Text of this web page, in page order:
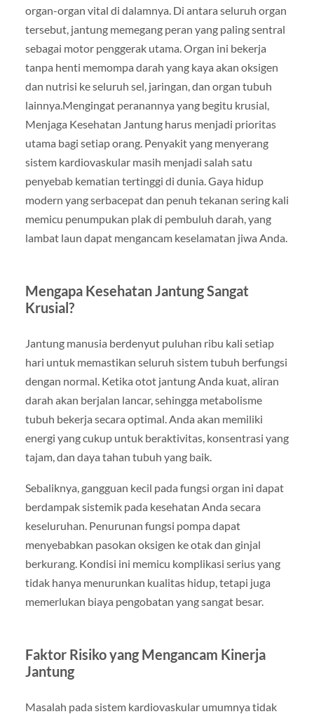
organ-organ vital di dalamnya. Di antara seluruh organ
tersebut, jantung memegang peran yang paling sentral
sebagai motor penggerak utama. Organ ini bekerja
tanpa henti memompa darah yang kaya akan oksigen
dan nutrisi ke seluruh sel, jaringan, dan organ tubuh
lainnya.Mengingat peranannya yang begitu krusial,
Menjaga Kesehatan Jantung harus menjadi prioritas
utama bagi setiap orang. Penyakit yang menyerang
sistem kardiovaskular masih menjadi salah satu
penyebab kematian tertinggi di dunia. Gaya hidup
modern yang serbacepat dan penuh tekanan sering kali
memicu penumpukan plak di pembuluh darah, yang
lambat laun dapat mengancam keselamatan jiwa Anda.
Mengapa Kesehatan Jantung Sangat
Krusial?
Jantung manusia berdenyut puluhan ribu kali setiap
hari untuk memastikan seluruh sistem tubuh berfungsi
dengan normal. Ketika otot jantung Anda kuat, aliran
darah akan berjalan lancar, sehingga metabolisme
tubuh bekerja secara optimal. Anda akan memiliki
energi yang cukup untuk beraktivitas, konsentrasi yang
tajam, dan daya tahan tubuh yang baik.
Sebaliknya, gangguan kecil pada fungsi organ ini dapat
berdampak sistemik pada kesehatan Anda secara
keseluruhan. Penurunan fungsi pompa dapat
menyebabkan pasokan oksigen ke otak dan ginjal
berkurang. Kondisi ini memicu komplikasi serius yang
tidak hanya menurunkan kualitas hidup, tetapi juga
memerlukan biaya pengobatan yang sangat besar.
Faktor Risiko yang Mengancam Kinerja
Jantung
Masalah pada sistem kardiovaskular umumnya tidak